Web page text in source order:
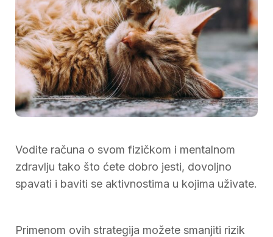
Vodite računa o svom fizičkom i mentalnom
zdravlju tako što ćete dobro jesti, dovoljno
spavati i baviti se aktivnostima u kojima uživate.
Primenom ovih strategija možete smanjiti rizik